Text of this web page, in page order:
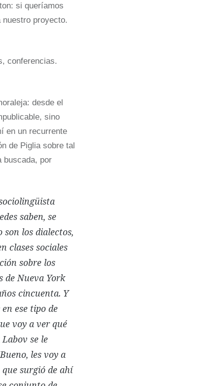
si queríamos
proyecto.
conferencias.
desde el
sino
en un recurrente
de Piglia sobre tal
buscada, por
saben, se
son los dialectos,
clases sociales
sobre los
de Nueva York
cincuenta. Y
ese tipo de
voy a ver qué
se le
les voy a
surgió de ahí